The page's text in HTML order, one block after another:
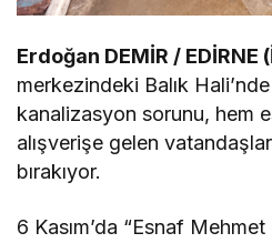
Erdoğan DEMİR / EDİRNE
merkezindeki Balık
kanalizasyon sorunu, hem
alışverişe gelen
bırakıyor.
6 Kasım’da “Esnaf Mehmet